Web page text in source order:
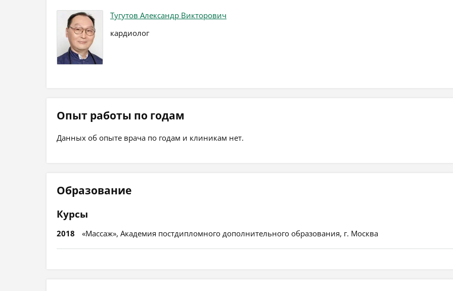
Тугутов Александр Викторович
кардиолог
Опыт работы по годам
Данных об опыте врача по годам и клиникам нет.
Образование
Курсы
2018 «Массаж», Академия постдипломного дополнительного образования, г. Москва